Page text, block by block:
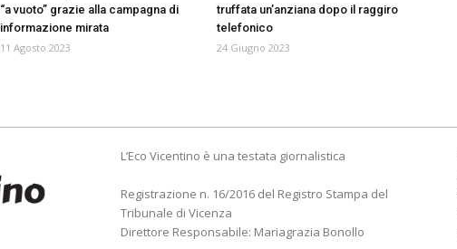
“a vuoto” grazie alla campagna di
informazione mirata
11 Agosto 2023
truffata un’anziana dopo il raggiro
telefonico
24 Giugno 2023
L’Eco Vicentino è una testata giornalistica
Registrazione n. 16/2016 del Registro Stampa del
Tribunale di Vicenza
Direttore Responsabile: Mariagrazia Bonollo